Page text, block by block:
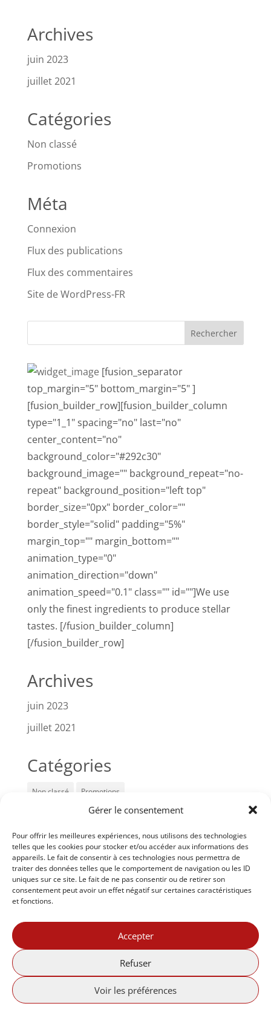
Gérer le consentement
Pour offrir les meilleures expériences, nous utilisons des technologies
telles que les cookies pour stocker et/ou accéder aux informations des
appareils. Le fait de consentir à ces technologies nous permettra de
traiter des données telles que le comportement de navigation ou les ID
uniques sur ce site. Le fait de ne pas consentir ou de retirer son
consentement peut avoir un effet négatif sur certaines caractéristiques
et fonctions.
Accepter
Refuser
Voir les préférences
Archives
juin 2023
juillet 2021
Catégories
Non classé
Promotions
Méta
Connexion
Flux des publications
Flux des commentaires
Site de WordPress-FR
[fusion_separator
top_margin="5" bottom_margin="5" ]
[fusion_builder_row][fusion_builder_column
type="1_1" spacing="no" last="no"
center_content="no"
background_color="#292c30"
background_image="" background_repeat="no-
repeat" background_position="left top"
border_size="0px" border_color=""
border_style="solid" padding="5%"
margin_top="" margin_bottom=""
animation_type="0"
animation_direction="down"
animation_speed="0.1" class="" id=""]We use
only the finest ingredients to produce stellar
tastes. [/fusion_builder_column]
[/fusion_builder_row]
Archives
juin 2023
juillet 2021
Catégories
Non classé Promotions
Articles récents
Prise de rendez-vous en ligne
Cadeaux pour les VIP
Votre esthéticienne vous offre 10% de rabais
sur les soins en IPL les jours suivants :
Les jeudis, des rabais sur vos produits
© Tous droits réservés - Elixir de jouvence |